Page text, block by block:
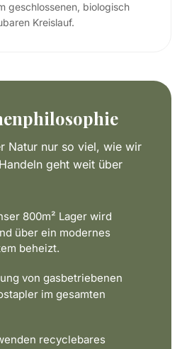
geschlossenen, biologisch
Kreislauf.
Natur nur so viel, wie wir
geht weit über
800m² Lager wird
über ein modernes
beheizt.
von gasbetriebenen
im gesamten
recyclebares